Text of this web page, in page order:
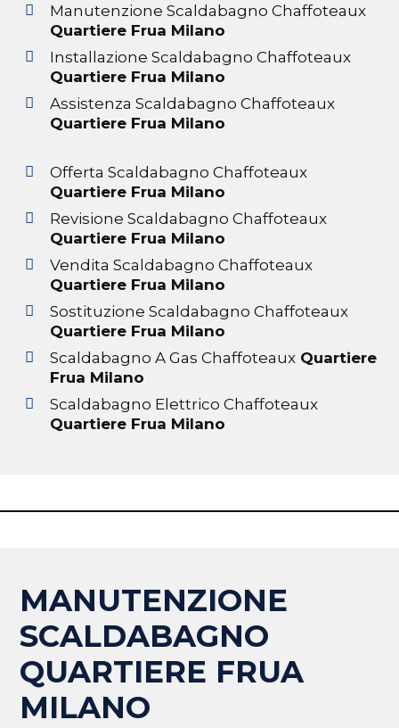
Manutenzione Scaldabagno Chaffoteaux
Quartiere Frua Milano
Installazione Scaldabagno Chaffoteaux
Quartiere Frua Milano
Assistenza Scaldabagno Chaffoteaux
Quartiere Frua Milano
Offerta Scaldabagno Chaffoteaux
Quartiere Frua Milano
Revisione Scaldabagno Chaffoteaux
Quartiere Frua Milano
Vendita Scaldabagno Chaffoteaux
Quartiere Frua Milano
Sostituzione Scaldabagno Chaffoteaux
Quartiere Frua Milano
Scaldabagno A Gas Chaffoteaux Quartiere
Frua Milano
Scaldabagno Elettrico Chaffoteaux
Quartiere Frua Milano
MANUTENZIONE
SCALDABAGNO
QUARTIERE FRUA
MILANO